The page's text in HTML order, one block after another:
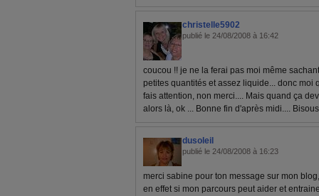
christelle5902
publié le 24/08/2008 à 16:42
coucou !! je ne la ferai pas moi même
petites quantités et assez liquide... donc moi
fais attention, non merci.... Mais quand ça
alors là, ok ... Bonne fin d'après midi....
dusoleil
publié le 24/08/2008 à 16:23
merci sabine pour ton message sur mon blog,
en effet si mon parcours peut aider et